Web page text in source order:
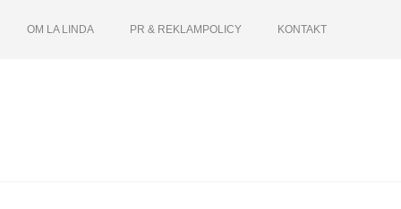
OM LA LINDA PR & REKLAMPOLICY KONTAKT